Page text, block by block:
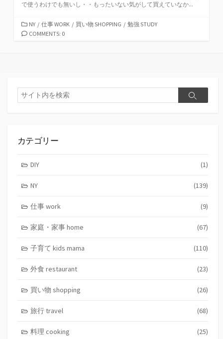
で使うわけでも無いし・・もったいない気がして買えていなか...
カ
テ
NY / 仕事 WORK / 買い物 SHOPPING / 勉強 STUDY
COMMENTS: 0
検
索
検
カテゴリー
DIY (1)
NY (139)
仕事 work (9)
家庭・家事 home (67)
子育て kids mama (110)
外食 restaurant (23)
買い物 shopping (26)
旅行 travel (68)
料理 cooking (25)